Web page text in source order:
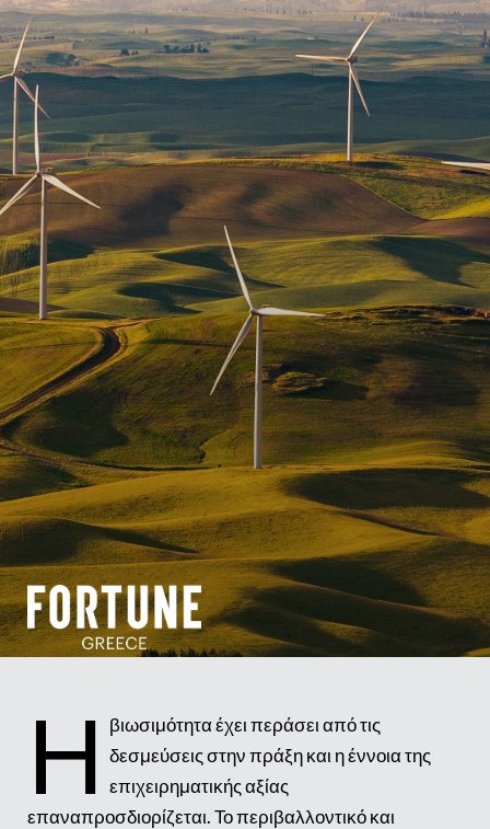
Η
βιωσιμότητα έχει περάσει από τις
δεσμεύσεις στην πράξη και η έννοια της
επιχειρηματικής αξίας
επαναπροσδιορίζεται. Το περιβαλλοντικό και